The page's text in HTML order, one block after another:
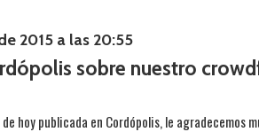
2015 a las 20:55
sobre nuestro
hoy publicada en Cordópolis, le agradecemos